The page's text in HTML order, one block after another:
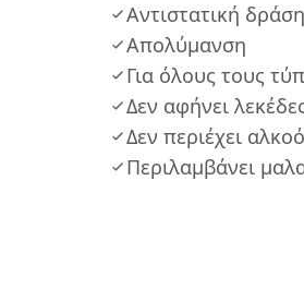
Αντιστατική δράση
Απολύμανση
Για όλους τους
Δεν αφήνει
Δεν περιέχει
Περιλαμβάνει